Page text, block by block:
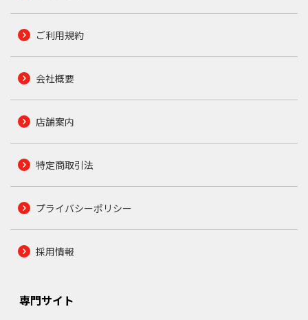
ご利用規約
会社概要
店舗案内
特定商取引法
プライバシーポリシー
採用情報
専門サイト